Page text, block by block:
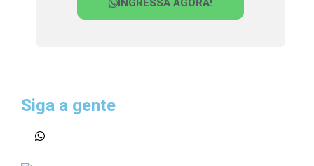
INGRESSA AGORA!
Siga a gente